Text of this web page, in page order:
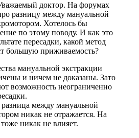
доктор. На форумах
разницу между мануальной
Хотелось бы
по этому поводу. И как это
пересадки, какой метод
большую приживаемость?
мануальной экстракции
и ничем не доказаны. Зато
возможность неограниченно
разница между мануальной
никак не отражается. На
никак не влияет.